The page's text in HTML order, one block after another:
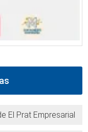
El Prat Empresarial